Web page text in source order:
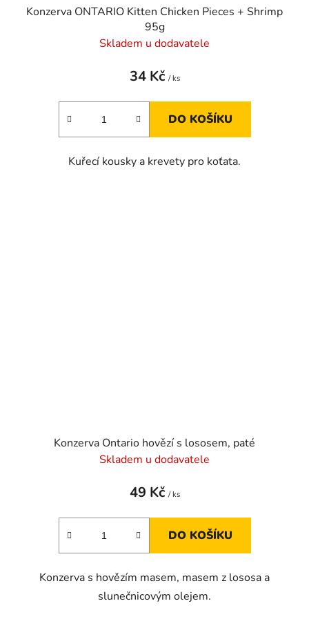
Konzerva ONTARIO Kitten Chicken Pieces + Shrimp
95g
Skladem u dodavatele
34 Kč / ks
DO KOŠÍKU
Kuřecí kousky a krevety pro koťata.
Konzerva Ontario hovězí s lososem, paté
Skladem u dodavatele
49 Kč / ks
DO KOŠÍKU
Konzerva s hovězím masem, masem z lososa a
slunečnicovým olejem.